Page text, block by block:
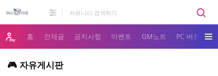
홈 전체글 공지사항 이벤트 GM노트 PC 버전 다운
🎮 자유게시판